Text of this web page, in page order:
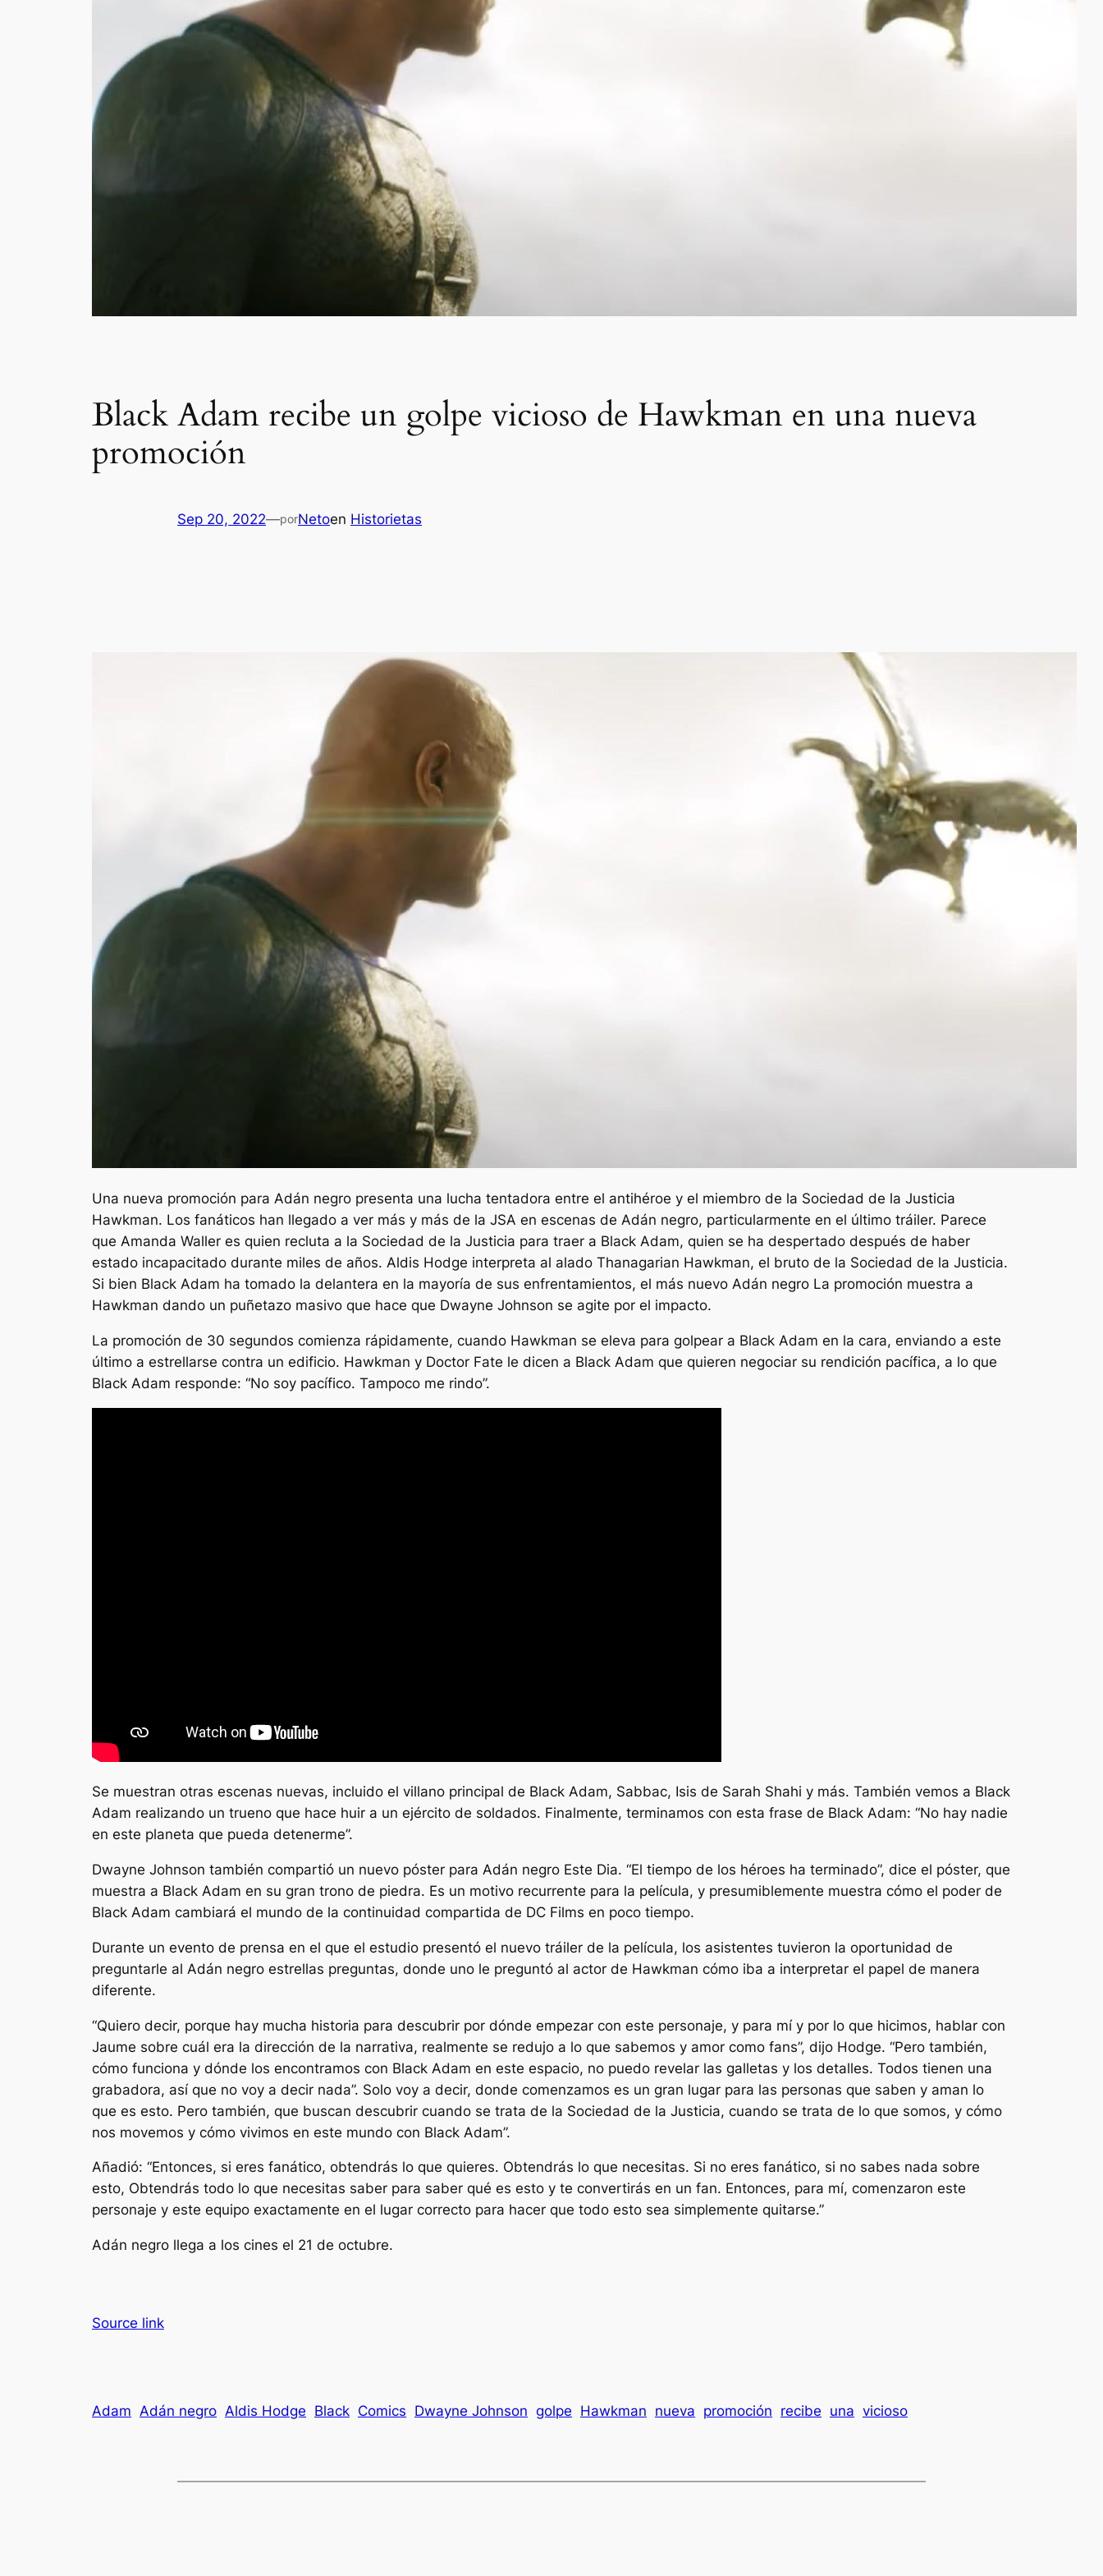
Black Adam recibe un golpe vicioso de Hawkman en una nueva
promoción
Sep 20, 2022—porNetoen Historietas
Una nueva promoción para Adán negro presenta una lucha tentadora entre el antihéroe y el miembro de la Sociedad de la Justicia
Hawkman. Los fanáticos han llegado a ver más y más de la JSA en escenas de Adán negro, particularmente en el último tráiler. Parece
que Amanda Waller es quien recluta a la Sociedad de la Justicia para traer a Black Adam, quien se ha despertado después de haber
estado incapacitado durante miles de años. Aldis Hodge interpreta al alado Thanagarian Hawkman, el bruto de la Sociedad de la Justicia.
Si bien Black Adam ha tomado la delantera en la mayoría de sus enfrentamientos, el más nuevo Adán negro La promoción muestra a
Hawkman dando un puñetazo masivo que hace que Dwayne Johnson se agite por el impacto.
La promoción de 30 segundos comienza rápidamente, cuando Hawkman se eleva para golpear a Black Adam en la cara, enviando a este
último a estrellarse contra un edificio. Hawkman y Doctor Fate le dicen a Black Adam que quieren negociar su rendición pacífica, a lo que
Black Adam responde: “No soy pacífico. Tampoco me rindo”.
Se muestran otras escenas nuevas, incluido el villano principal de Black Adam, Sabbac, Isis de Sarah Shahi y más. También vemos a Black
Adam realizando un trueno que hace huir a un ejército de soldados. Finalmente, terminamos con esta frase de Black Adam: “No hay nadie
en este planeta que pueda detenerme”.
Dwayne Johnson también compartió un nuevo póster para Adán negro Este Dia. “El tiempo de los héroes ha terminado”, dice el póster, que
muestra a Black Adam en su gran trono de piedra. Es un motivo recurrente para la película, y presumiblemente muestra cómo el poder de
Black Adam cambiará el mundo de la continuidad compartida de DC Films en poco tiempo.
Durante un evento de prensa en el que el estudio presentó el nuevo tráiler de la película, los asistentes tuvieron la oportunidad de
preguntarle al Adán negro estrellas preguntas, donde uno le preguntó al actor de Hawkman cómo iba a interpretar el papel de manera
diferente.
“Quiero decir, porque hay mucha historia para descubrir por dónde empezar con este personaje, y para mí y por lo que hicimos, hablar con
Jaume sobre cuál era la dirección de la narrativa, realmente se redujo a lo que sabemos y amor como fans”, dijo Hodge. “Pero también,
cómo funciona y dónde los encontramos con Black Adam en este espacio, no puedo revelar las galletas y los detalles. Todos tienen una
grabadora, así que no voy a decir nada”. Solo voy a decir, donde comenzamos es un gran lugar para las personas que saben y aman lo
que es esto. Pero también, que buscan descubrir cuando se trata de la Sociedad de la Justicia, cuando se trata de lo que somos, y cómo
nos movemos y cómo vivimos en este mundo con Black Adam”.
Añadió: “Entonces, si eres fanático, obtendrás lo que quieres. Obtendrás lo que necesitas. Si no eres fanático, si no sabes nada sobre
esto, Obtendrás todo lo que necesitas saber para saber qué es esto y te convertirás en un fan. Entonces, para mí, comenzaron este
personaje y este equipo exactamente en el lugar correcto para hacer que todo esto sea simplemente quitarse.”
Adán negro llega a los cines el 21 de octubre.
Source link
Adam Adán negro Aldis Hodge Black Comics Dwayne Johnson golpe Hawkman nueva promoción recibe una vicioso